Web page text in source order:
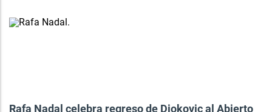
Rafa Nadal celebra regreso de Djokovic al Abierto